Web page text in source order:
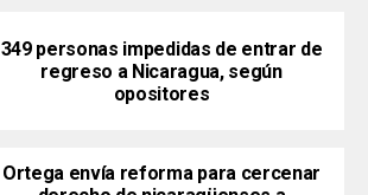
349 personas impedidas de entrar de
regreso a Nicaragua, según
opositores
Ortega envía reforma para cercenar